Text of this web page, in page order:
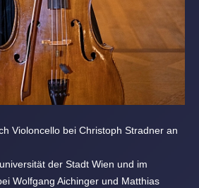
Violoncello bei Christoph Stradner an
der Stadt Wien und im
Wolfgang Aichinger und Matthias